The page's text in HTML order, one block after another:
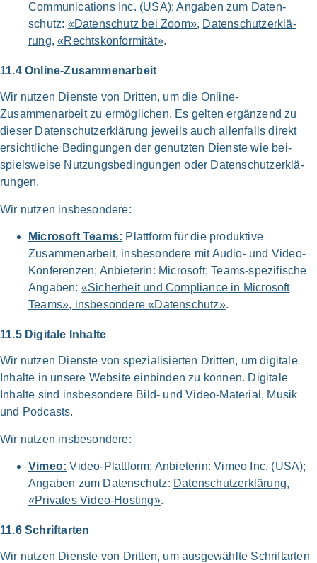
Com­mu­ni­ca­ti­ons Inc. (USA); Anga­ben zum Daten­
schutz: «Daten­schutz bei Zoom», Daten­schutz­er­klä­
rung,«Rechts­kon­for­mi­tät».
11.4 Online-Zusammenarbeit
Wir nut­zen Dien­ste von Drit­ten, um die Online-
Zusammenarbeit zu ermög­li­chen. Es gel­ten ergän­zend zu
die­ser Daten­schutz­er­klä­rung jeweils auch allen­falls direkt
ersicht­li­che Bedin­gun­gen der genutz­ten Dien­ste wie bei­
spiels­wei­se Nut­zungs­be­din­gun­gen oder Daten­schutz­er­klä­
run­gen.
Wir nut­zen ins­be­son­de­re:
Micro­soft Teams: Platt­form für die pro­duktive
Zusammen­arbeit, ins­be­son­de­re mit Audio- und Video-
Kon­ferenzen; Anbie­te­rin: Micro­soft; Teams-spezi­fische
Anga­ben: «Sicher­heit und Com­pli­ance in Micro­soft
Teams», ins­be­son­de­re «Daten­schutz».
11.5 Digi­ta­le Inhal­te
Wir nut­zen Dien­ste von speziali­sierten Drit­ten, um digi­ta­le
Inhal­te in unse­re Web­site ein­bin­den zu kön­nen. Digi­ta­le
Inhal­te sind ins­be­son­de­re Bild- und Video-Material, Musik
und Pod­casts.
Wir nut­zen ins­be­son­de­re:
Vimeo: Video-Plattform; Anbie­te­rin: Vimeo Inc. (USA);
Anga­ben zum Daten­schutz: Daten­schutz­er­klä­rung,
«Pri­va­tes Video-Hosting».
11.6 Schrift­ar­ten
Wir nut­zen Dien­ste von Drit­ten, um aus­ge­wähl­te Schrift­ar­ten